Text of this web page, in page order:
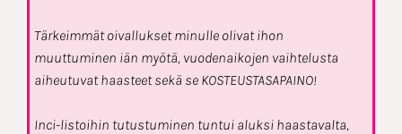
Tärkeimmät oivallukset minulle olivat ihon
muuttuminen iän myötä, vuodenaikojen vaihtelusta
aiheutuvat haasteet sekä se KOSTEUSTASAPAINO!
Inci-listoihin tutustuminen tuntui aluksi haastavalta,